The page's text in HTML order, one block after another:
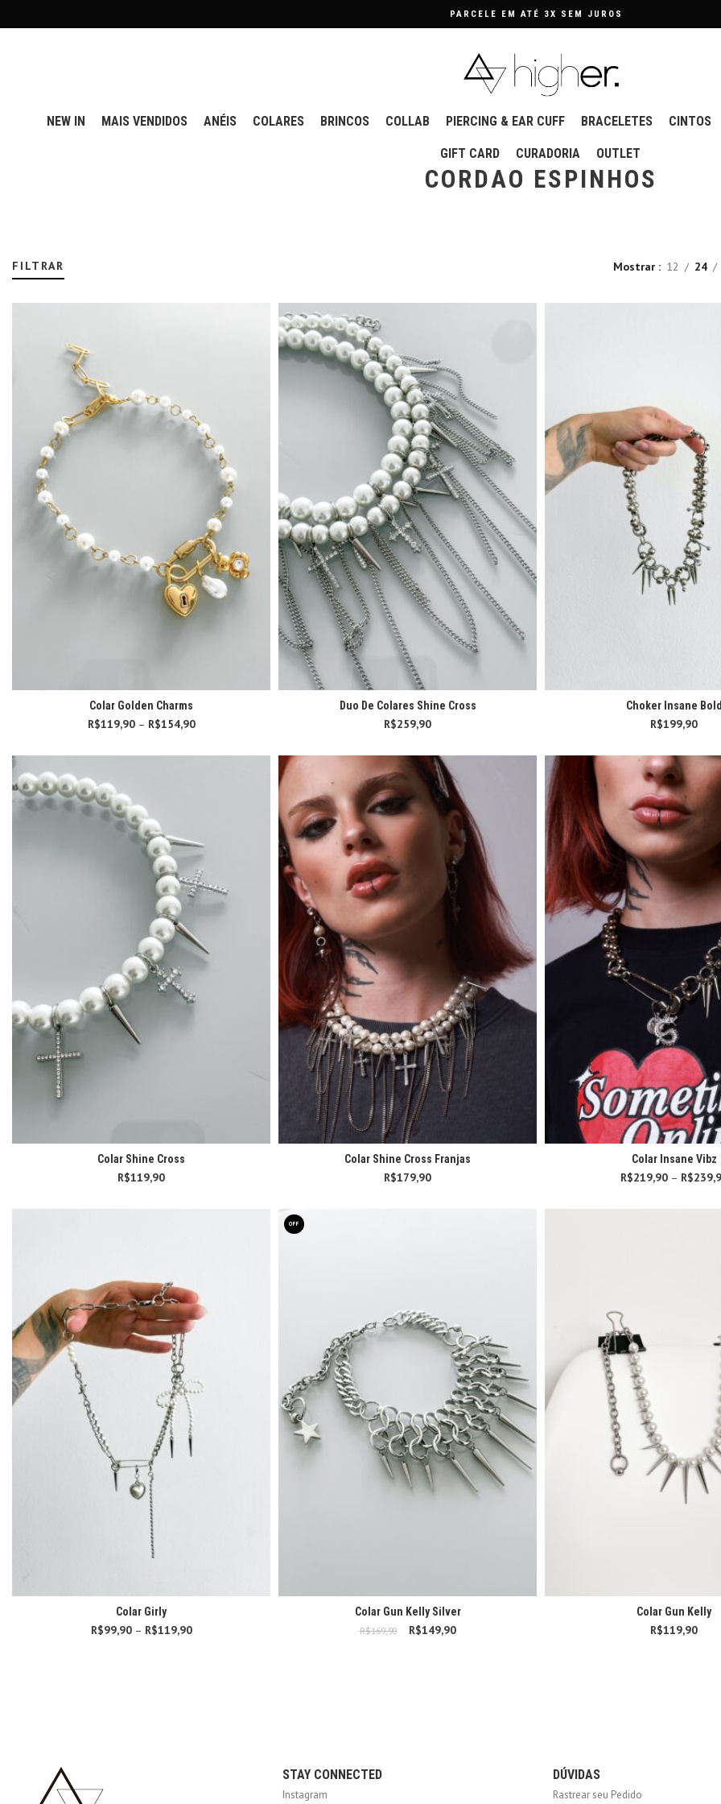
NEW IN MAIS VENDIDOS ANÉIS COLARES BRINCOS COLLAB PIERCING & EAR CUFF BRACELETES CINTOS
GIFT CARD CURADORIA OUTLET
CORDAO ESPINHOS
FILTRAR Mostrar 12 24
Colar Golden Charms
R$119,90 – R$154,90
através
Duo De Colares Shine Cross
R$259,90
Choker Insane Bold
R$199,90
Colar Shine Cross
R$119,90
Colar Shine Cross Franjas
R$179,90
Colar Insane Vibz
R$219,90 – R$
Colar Girly
R$99,90 – R$119,90
OFF
Colar Gun Kelly Silver
R$169,90
O preço original era:
R$149,90
Colar Gun Kelly
R$119,90
STAY CONNECTED
Instagram
DÚVIDAS
Rastrear seu Pedido